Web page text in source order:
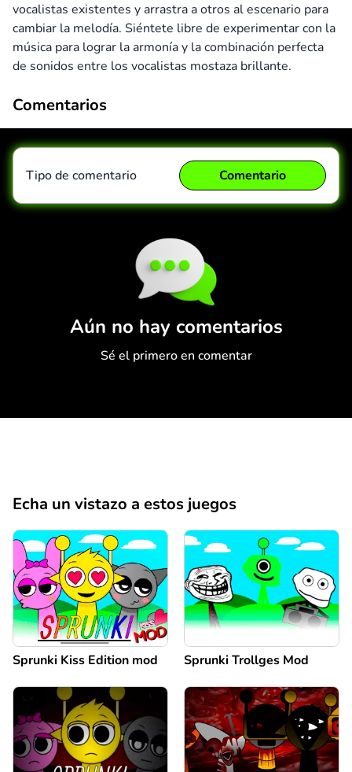
vocalistas existentes y arrastra a otros al escenario para
cambiar la melodía. Siéntete libre de experimentar con la
música para lograr la armonía y la combinación perfecta
de sonidos entre los vocalistas mostaza brillante.
Comentarios
Aún no hay comentarios
Sé el primero en comentar
Tipo de comentario Comentario
Echa un vistazo a estos juegos
Sprunki Kiss Edition mod Sprunki Trollges Mod